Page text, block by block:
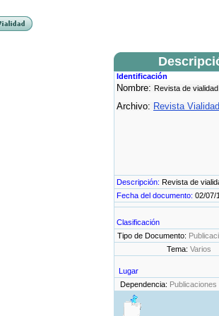
Identificación
Nombre: Revista de
Archivo: Revista
Descripción: Revista de
Fecha del documento: 02/07/
Clasificación
Tipo de Documento:
Tema: Varios
Lugar
Dependencia: Publicaciones